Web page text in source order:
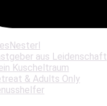
aus Leidenschaft
Kuscheltraum
& Adults Only